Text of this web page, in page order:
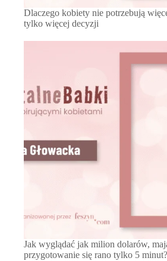
Dlaczego kobiety nie potrzebują
tylko więcej decyzji
Jak wyglądać jak milion dolarów,
przygotowanie się rano tylko 5 minut?